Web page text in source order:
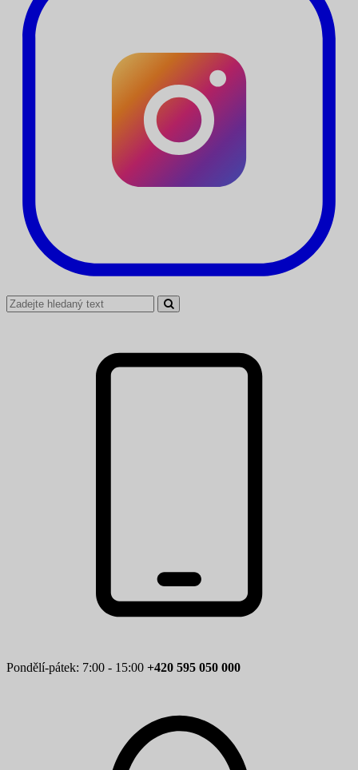
Pondělí-pátek: 7:00 - 15:00 +420 595 050 000